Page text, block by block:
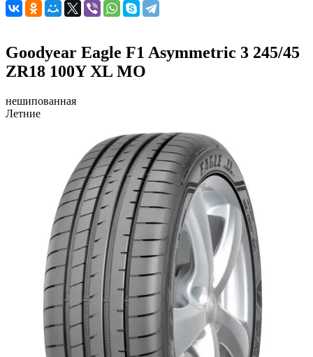
Goodyear Eagle F1 Asymmetric 3 245/45
ZR18 100Y XL MO
нешипованная
Летние